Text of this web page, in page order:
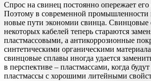
Спрос на свинец постоянно опережает его
Поэтому в современной промышленности
новые пути экономии свинца. Свинцовые
некоторых кабелей теперь стараются
пластмассовыми, а антикоррозионные
синтетическими органическими
свинцовые сплавы иногда удается
в перспективе – пластмассами, когда
пластмассы с хорошими литейными